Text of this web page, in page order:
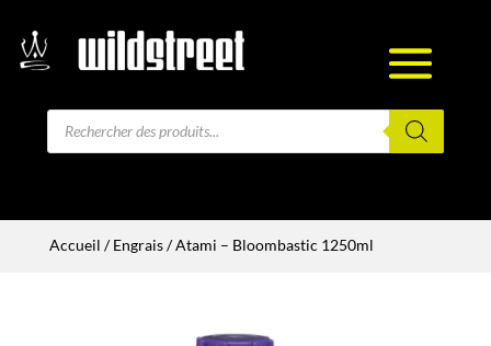
Recherche
Accueil /Engrais/ Atami – Bloombastic 1250ml